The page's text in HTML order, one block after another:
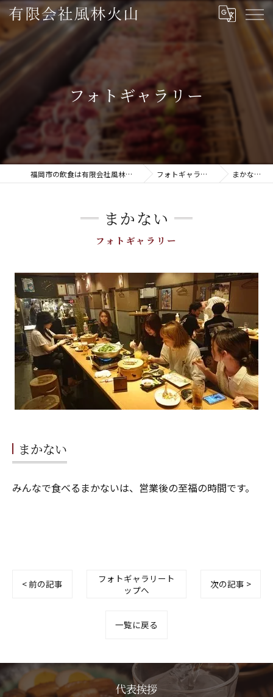
フォトギャラリー
福岡市の飲食は有限会社風林火山 フォトギャラリー まかない
フォトギャラリー
まかない
まかない
みんなで食べるまかないは、営業後の至福の時間です。
< 前の記事
フォトギャラリート
ップへ
次の記事 >
一覧に戻る
代表挨拶